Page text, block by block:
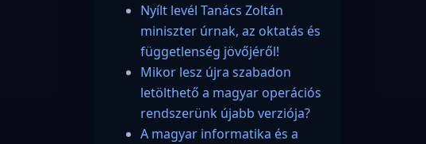
Nyílt levél Tanács Zoltán
miniszter úrnak, az oktatás és
függetlenség jövőjéről!
Mikor lesz újra szabadon
letölthető a magyar operációs
rendszerünk újabb verziója?
A magyar informatika és a